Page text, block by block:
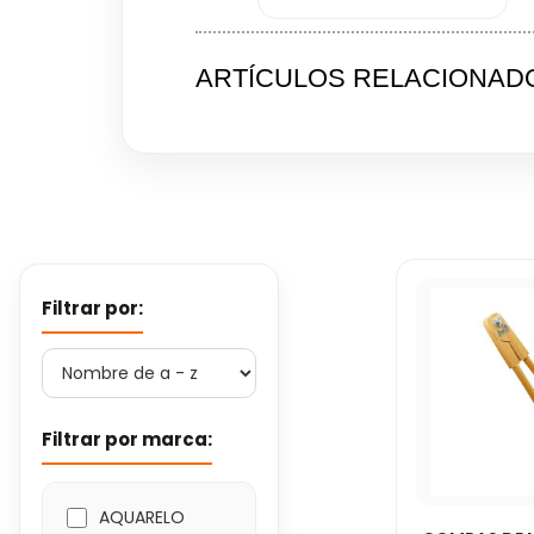
ARTÍCULOS
Filtrar por:
Filtrar por marca:
AQUARELO